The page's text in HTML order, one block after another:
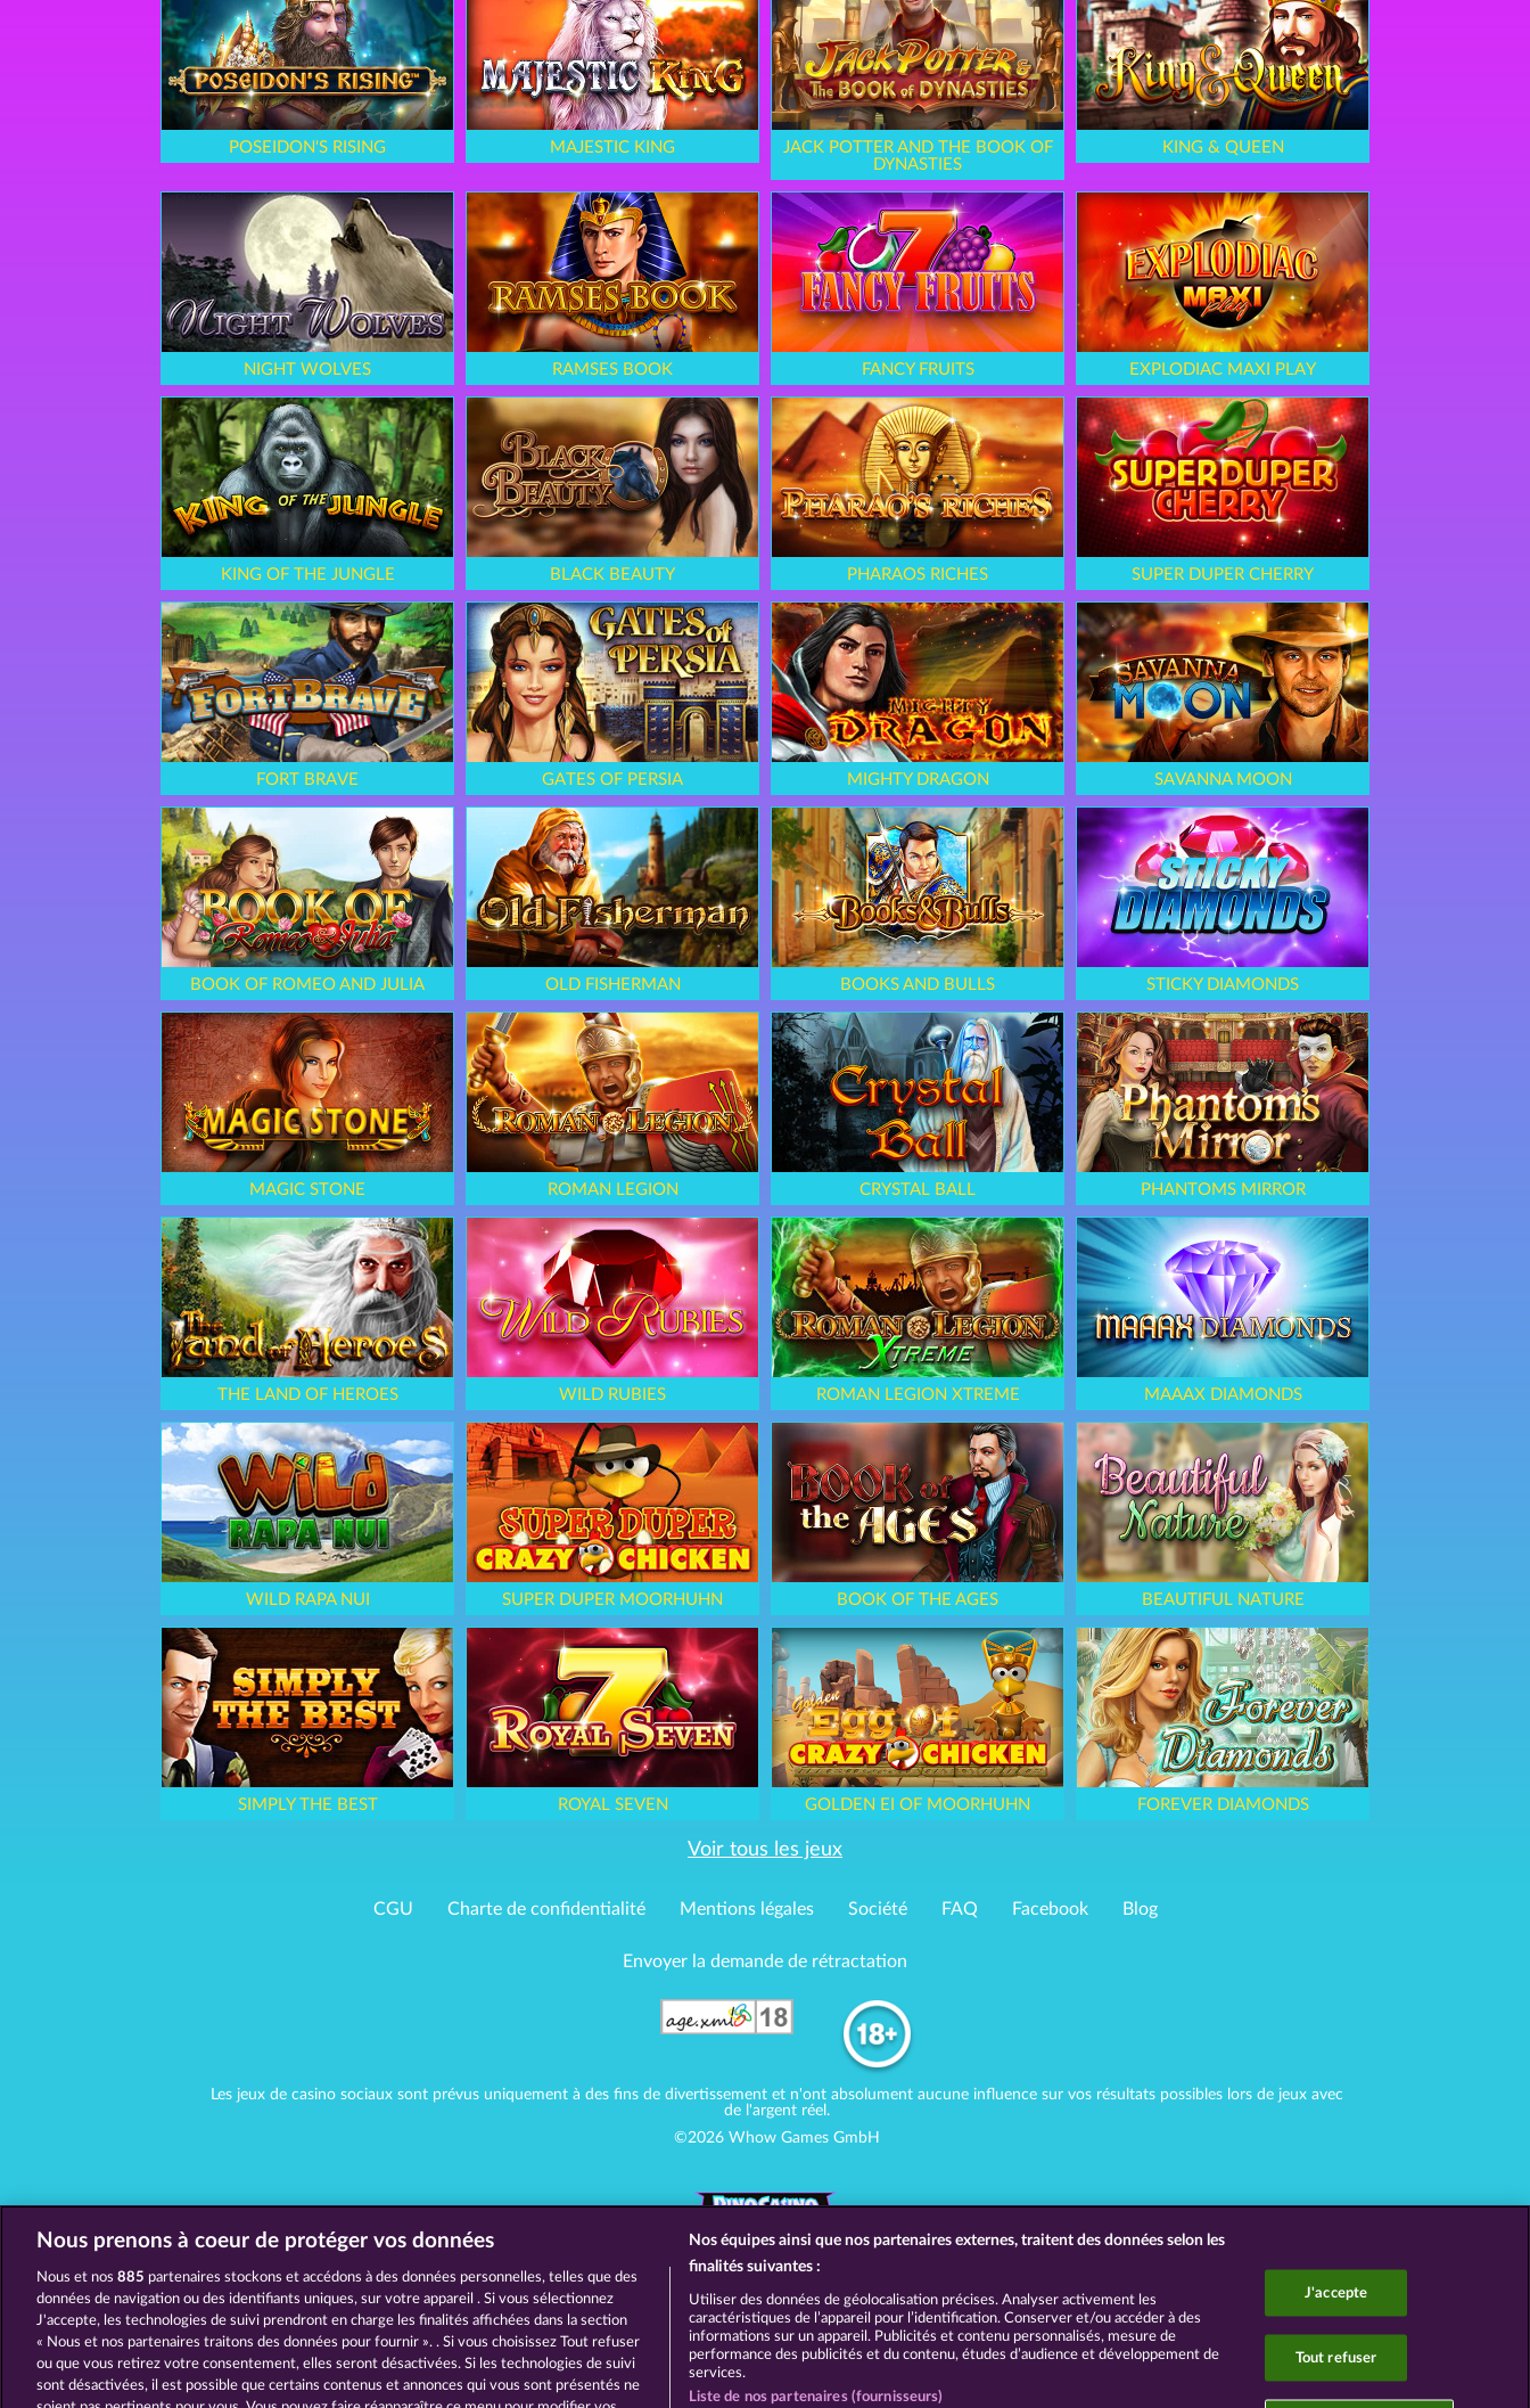
POSEIDON'S RISING MAJESTIC KING
JACK POTTER AND THE BOOK OF
DYNASTIES
KING & QUEEN
NIGHT WOLVES RAMSES BOOK FANCY FRUITS EXPLODIAC MAXI PLAY
KING OF THE JUNGLE BLACK BEAUTY PHARAOS RICHES SUPER DUPER CHERRY
FORT BRAVE GATES OF PERSIA MIGHTY DRAGON SAVANNA MOON
BOOK OF ROMEO AND JULIA OLD FISHERMAN BOOKS AND BULLS STICKY DIAMONDS
MAGIC STONE ROMAN LEGION CRYSTAL BALL PHANTOMS MIRROR
THE LAND OF HEROES WILD RUBIES ROMAN LEGION XTREME MAAAX DIAMONDS
WILD RAPA NUI SUPER DUPER MOORHUHN BOOK OF THE AGES BEAUTIFUL NATURE
SIMPLY THE BEST ROYAL SEVEN GOLDEN EI OF MOORHUHN FOREVER DIAMONDS
Voir tous les jeux
CGU Charte de confidentialité Mentions légales Société FAQ Facebook Blog
Envoyer la demande de rétractation
Les jeux de casino sociaux sont prévus uniquement à des fins de divertissement et n'ont absolument aucune influence sur vos résultats possibles lors de jeux avec
de l'argent réel.
©2026 Whow Games GmbH
Nous prenons à coeur de protéger vos données
Nous et nos 885 partenaires stockons et accédons à des données personnelles, telles que des
données de navigation ou des identifiants uniques, sur votre appareil . Si vous sélectionnez
J'accepte, les technologies de suivi prendront en charge les finalités affichées dans la section
« Nous et nos partenaires traitons des données pour fournir ». . Si vous choisissez Tout refuser
ou que vous retirez votre consentement, elles seront désactivées. Si les technologies de suivi
sont désactivées, il est possible que certains contenus et annonces qui vous sont présentés ne
Nos équipes ainsi que nos partenaires externes, traitent des données selon les
finalités suivantes :
Utiliser des données de géolocalisation précises. Analyser activement les
caractéristiques de l’appareil pour l’identification. Conserver et/ou accéder à des
informations sur un appareil. Publicités et contenu personnalisés, mesure de
performance des publicités et du contenu, études d’audience et développement de
services.
Liste de nos partenaires (fournisseurs)
J'accepte
Tout refuser